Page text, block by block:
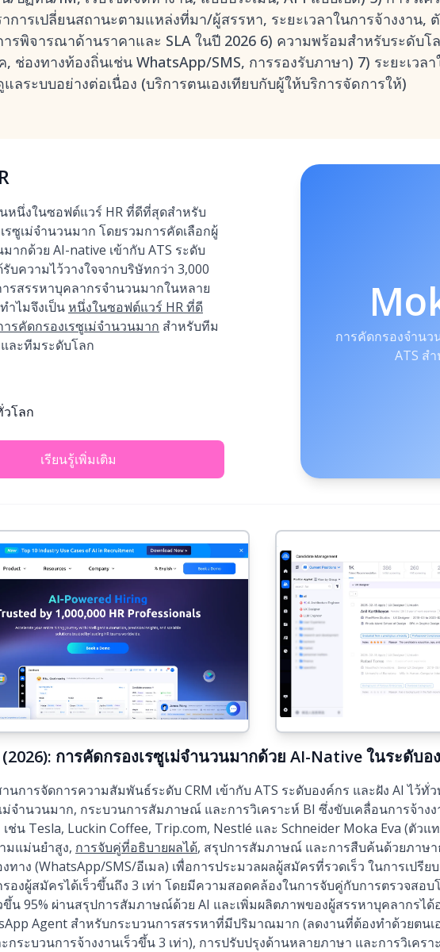
การเปลี่ยนสถานะตามแหล่งที่มา/ผู้สรรหา, ระยะเวลาในการจ้างงาน
รพิจารณาด้านราคาและ SLA ในปี 2026 6) ความพร้อมสำหรับระดับโ
ช่องทางท้องถิ่นเช่น WhatsApp/SMS, การรองรับภาษา) 7) ระยะเวล
ลระบบอย่างต่อเนื่อง (บริการตนเองเทียบกับผู้ให้บริการจัดการให้)
นหนึ่งในซอฟต์แวร์ HR ที่ดีที่สุดสำหรับ
รซูเม่จำนวนมาก โดยรวมการคัดเลือกผู้
ากด้วย AI-native เข้ากับ ATS ระดับ
บความไว้วางใจจากบริษัทกว่า 3,000
รสรรหาบุคลากรจำนวนมากในหลาย
ำไมจึงเป็นหนึ่งในซอฟต์แวร์ HR ที่ดี
รคัดกรองเรซูเม่จำนวนมาก สำหรับทีม
และทีมระดับโลก
วโลก
เรียนรู้เพิ่มเติม
การคัดกรองจำนว
ATS ส
การคัดกรองเรซูเม่จำนวนมากด้วย AI-Native ในระดับอ
นการจัดการความสัมพันธ์ระดับ CRM เข้ากับ ATS ระดับองค์กร และฝัง AI ไว้ทั่
ม่จำนวนมาก, กระบวนการสัมภาษณ์ และการวิเคราะห์ BI ซึ่งขับเคลื่อนการจ้าง
ช่น Tesla, Luckin Coffee, Trip.com, Nestlé และ Schneider Moka Eva (ตัวแ
แม่นยำสูง, การจับคู่ที่อธิบายผลได้, สรุปการสัมภาษณ์ และการสืบค้นด้วยภาษ
ทาง (WhatsApp/SMS/อีเมล) เพื่อการประมวลผลผู้สมัครที่รวดเร็ว ในการเปรีย
องผู้สมัครได้เร็วขึ้นถึง 3 เท่า โดยมีความสอดคล้องในการจับคู่กับการตรวจสอบ
ขึ้น 95% ผ่านสรุปการสัมภาษณ์ด้วย AI และเพิ่มผลิตภาพของผู้สรรหาบุคลากรไ
Agent สำหรับกระบวนการสรรหาที่มีปริมาณมาก (ลดงานที่ต้องทำด้วยตนเ
ะกระบวนการจ้างงานเร็วขึ้น 3 เท่า), การปรับปรุงด้านหลายภาษา และการวิเค